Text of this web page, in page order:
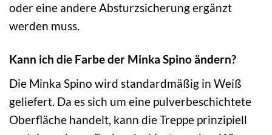
oder eine andere Absturzsicherung ergänzt
werden muss.
Kann ich die Farbe der Minka Spino ändern?
Die Minka Spino wird standardmäßig in Weiß
geliefert. Da es sich um eine pulverbeschichtete
Oberfläche handelt, kann die Treppe prinzipiell